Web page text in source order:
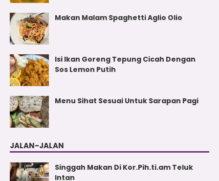
Makan Malam Spaghetti Aglio Olio
Isi Ikan Goreng Tepung Cicah Dengan
Sos Lemon Putih
Menu Sihat Sesuai Untuk Sarapan Pagi
JALAN-JALAN
Singgah Makan Di Kor.Pih.ti.am Teluk
Intan